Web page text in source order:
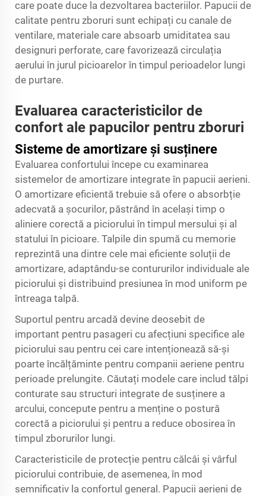
care poate duce la dezvoltarea bacteriilor. Papucii de
calitate pentru zboruri sunt echipați cu canale de
ventilare, materiale care absoarb umiditatea sau
designuri perforate, care favorizează circulația
aerului în jurul picioarelor în timpul perioadelor lungi
de purtare.
Evaluarea caracteristicilor de
confort ale papucilor pentru zboruri
Sisteme de amortizare și susținere
Evaluarea confortului începe cu examinarea
sistemelor de amortizare integrate în papucii aerieni.
O amortizare eficientă trebuie să ofere o absorbție
adecvată a șocurilor, păstrând în același timp o
aliniere corectă a piciorului în timpul mersului și al
statului în picioare. Talpile din spumă cu memorie
reprezintă una dintre cele mai eficiente soluții de
amortizare, adaptându-se contururilor individuale ale
piciorului și distribuind presiunea în mod uniform pe
întreaga talpă.
Suportul pentru arcadă devine deosebit de
important pentru pasageri cu afecțiuni specifice ale
piciorului sau pentru cei care intenționează să-și
poarte încălțăminte pentru companii aeriene pentru
perioade prelungite. Căutați modele care includ tălpi
conturate sau structuri integrate de susținere a
arcului, concepute pentru a menține o postură
corectă a piciorului și pentru a reduce obosirea în
timpul zborurilor lungi.
Caracteristicile de protecție pentru călcâi și vârful
piciorului contribuie, de asemenea, în mod
semnificativ la confortul general. Papucii aerieni de